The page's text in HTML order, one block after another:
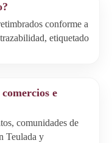
conforme a
etiquetado
e
comunidades de
Teulada y